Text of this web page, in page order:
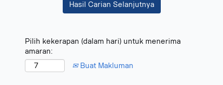
Hasil Carian Selanjutnya
Pilih kekerapan (dalam hari) untuk menerima
amaran:
Buat Makluman